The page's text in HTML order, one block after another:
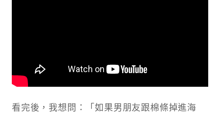
看完後，我想問：「如果男朋友跟棉條掉進海